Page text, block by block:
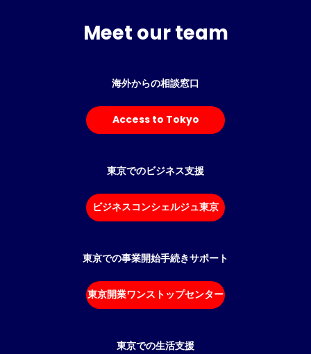
Meet our team
海外からの相談窓口
Access to Tokyo
東京でのビジネス支援
ビジネスコンシェルジュ東京
東京での事業開始手続きサポート
東京開業ワンストップセンター
東京での生活支援